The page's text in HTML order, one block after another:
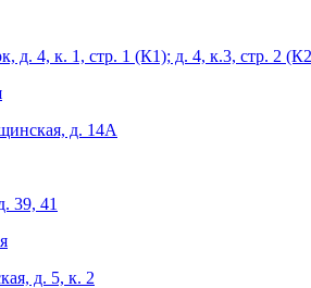
д. 4, к. 1, стр. 1 (К1); д. 4, к.3, стр. 2
д. 14А
39, 41
д. 5, к. 2